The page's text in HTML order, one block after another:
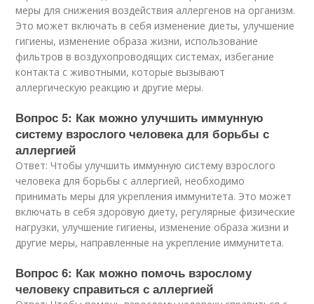
меры для снижения воздействия аллергенов на организм.
Это может включать в себя изменение диеты, улучшение
гигиены, изменение образа жизни, использование
фильтров в воздухопроводящих системах, избегание
контакта с животными, которые вызывают
аллергическую реакцию и другие меры.
Вопрос 5: Как можно улучшить иммунную
систему взрослого человека для борьбы с
аллергией
Ответ: Чтобы улучшить иммунную систему взрослого
человека для борьбы с аллергией, необходимо
принимать меры для укрепления иммунитета. Это может
включать в себя здоровую диету, регулярные физические
нагрузки, улучшение гигиены, изменение образа жизни и
другие меры, направленные на укрепление иммунитета.
Вопрос 6: Как можно помочь взрослому
человеку справиться с аллергией